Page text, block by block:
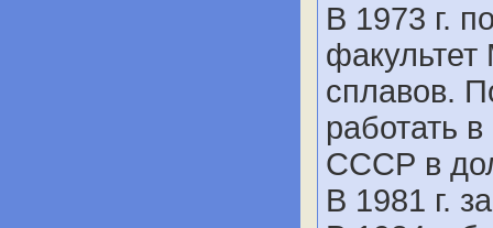
В 1973 г.
факультет
сплавов.
работать
СССР в
В 1981 г.